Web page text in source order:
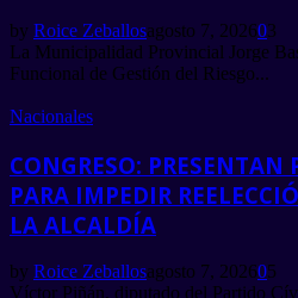
by Roice Zeballosagosto 7, 202603
La Municipalidad Provincial Jorge
Funcional de Gestión del Riesgo...
Nacionales
CONGRESO: PRESENTAN
PARA IMPEDIR
LA ALCALDÍA
by Roice Zeballosagosto 7, 202605
Víctor Piñán, diputado del Partido